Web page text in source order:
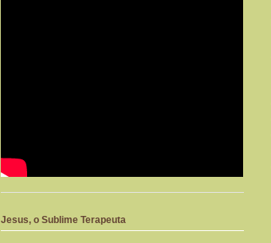
Jesus, o Sublime Terapeuta